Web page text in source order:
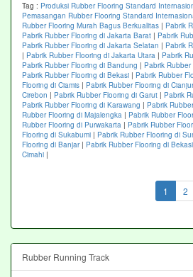
Tag : Produksi Rubber Flooring Standard
Pemasangan Rubber Flooring Standard
Rubber Flooring Murah Bagus Berkualitas | Pabrik
Pabrik Rubber Flooring di Jakarta Barat | Pabrik
Pabrik Rubber Flooring di Jakarta Selatan | Pabrik
| Pabrik Rubber Flooring di Jakarta Utara | Pabrik
Pabrik Rubber Flooring di Bandung | Pabrik
Pabrik Rubber Flooring di Bekasi | Pabrik Rubber
Flooring di Ciamis | Pabrik Rubber Flooring di Cianjur
Cirebon | Pabrik Rubber Flooring di Garut | Pabrik
Pabrik Rubber Flooring di Karawang | Pabrik
Rubber Flooring di Majalengka | Pabrik Rubber
Rubber Flooring di Purwakarta | Pabrik Rubber
Flooring di Sukabumi | Pabrik Rubber Flooring di
Flooring di Banjar| Pabrik Rubber Flooring di Bekasi
Cimahi |
1 2
Rubber Running Track